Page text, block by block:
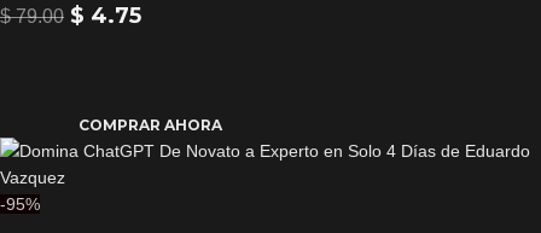
$79.00 $ 4.75
COMPRAR AHORA
-95%